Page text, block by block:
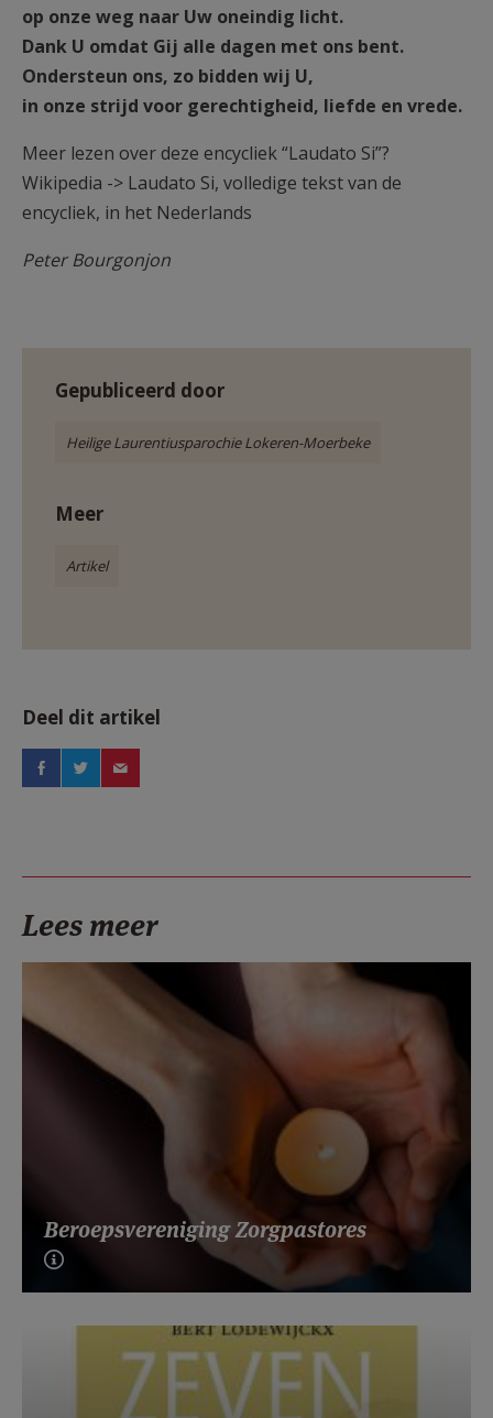
op onze weg naar Uw oneindig licht.
Dank U omdat Gij alle dagen met ons bent.
Ondersteun ons, zo bidden wij U,
in onze strijd voor gerechtigheid, liefde en vrede.
Meer lezen over deze encycliek “Laudato Si”?
Wikipedia -> Laudato Si, volledige tekst van de
encycliek, in het Nederlands
Peter Bourgonjon
Gepubliceerd door
Heilige Laurentiusparochie Lokeren-Moerbeke
Meer
Artikel
Deel dit artikel
Lees meer
Beroepsvereniging Zorgpastores